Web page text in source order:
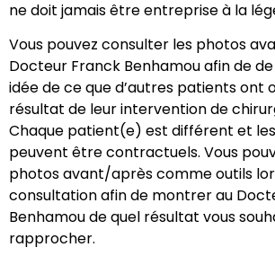
ne doit jamais être entreprise à la
Vous pouvez consulter les photos
Docteur Franck Benhamou afin de
idée de ce que d’autres patients ont
résultat de leur intervention de
Chaque patient(e) est différent et
peuvent être contractuels. Vous
photos avant/après comme outils
consultation afin de montrer au
Benhamou de quel résultat vous
rapprocher.